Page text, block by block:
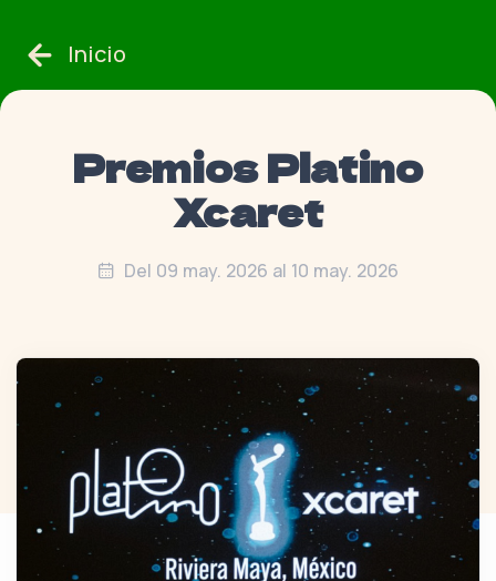
Inicio
Premios Platino
Xcaret
Del 09 may. 2026 al 10 may. 2026